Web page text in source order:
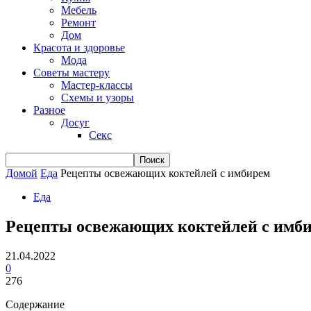
Мебель
Ремонт
Дом
Красота и здоровье
Мода
Советы мастеру
Мастер-классы
Схемы и узоры
Разное
Досуг
Секс
Домой Еда Рецепты освежающих коктейлей с имбирем
Еда
Рецепты освежающих коктейлей с
21.04.2022
0
276
Содержание